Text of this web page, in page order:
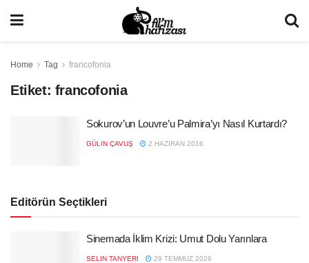
Home Tag francofonia
Etiket: francofonia
Sokurov’un Louvre’u Palmira’yı Nasıl Kurtardı?
GÜLIN ÇAVUŞ 2 HAZIRAN 2016
Editörün Seçtikleri
Sinemada İklim Krizi: Umut Dolu Yarınlara
SELIN TANYERI 29 TEMMUZ 2026